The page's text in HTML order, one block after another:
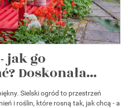
jak go
Doskonała...
Sielski ogród to przestrzeń
i roślin, które rosną tak, jak chcą - a